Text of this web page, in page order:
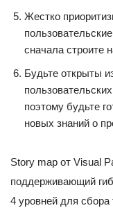
Жестко
сначала строите
Будьте открыты
поэтому будьте
новых знаний о
Story map от Visual
поддерживающий
4 уровней для сбора